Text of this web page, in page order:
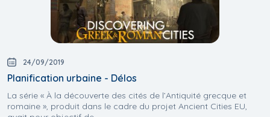
24/09/2019
Planification urbaine - Délos
La série « À la découverte des cités de l’Antiquité grecque et
romaine », produit dans le cadre du projet Ancient Cities EU,